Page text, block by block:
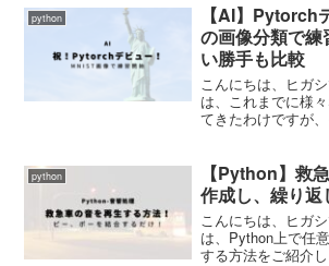
python
【AI】Pytorch
の画像分類で
い勝手も比較
こんにちは、ヒガ
は、これまでに様
てきたわけですが
とっかかりやすい
り...
python
【Python】救
作成し、繰り返
こんにちは、ヒガ
は、Python上で任
する方法をご紹介